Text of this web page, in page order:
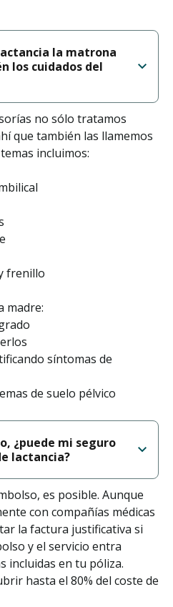
la matrona
los cuidados del
no sólo tratamos
que también las llamemos
incluimos:
frenillo
madre:
síntomas de
de suelo pélvico
¿puede mi seguro
lactancia?
es posible. Aunque
con compañías médicas
la factura justificativa si
y el servicio entra
incluidas en tu póliza.
hasta el 80% del coste de